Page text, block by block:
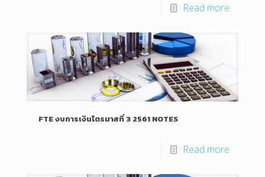
Read more
FTE งบการเงินไตรมาสที่ 3 2561 NOTES
Read more